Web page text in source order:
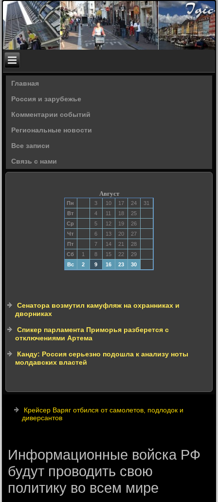
Главная
Россия и зарубежье
Комментарии событий
Региональные новости
Все записи
Связь с нами
Август
Пн 3 10 17 24
31
Вт
4 11 18
25
Ср
5 12 19
26
Чт
6 13 20
27
Пт
7 14 21
28
Сб
1 8 15 22
29
Вс
2 9 16 23 30
Сенатора возмутил камуфляж на охранниках и
дворниках
Спикер парламента Приморья разберется с
отключениями Артема
Канду: Россия серьезно подошла к анализу ноты
молдавских властей
Крейсер Варяг отбился от самолетов, подлодок и
диверсантов
Информационные войска РФ
будут проводить свою
политику во всем мире